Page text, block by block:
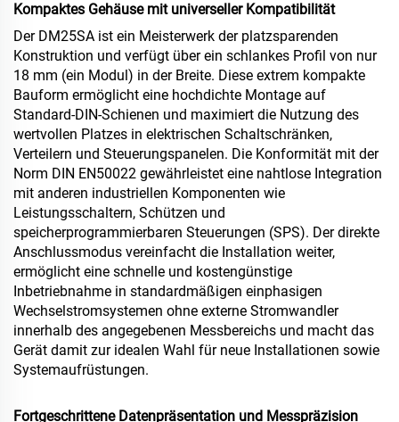
Kompaktes Gehäuse mit universeller Kompatibilität
Der DM25SA ist ein Meisterwerk der platzsparenden
Konstruktion und verfügt über ein schlankes Profil von nur
18 mm (ein Modul) in der Breite. Diese extrem kompakte
Bauform ermöglicht eine hochdichte Montage auf
Standard-DIN-Schienen und maximiert die Nutzung des
wertvollen Platzes in elektrischen Schaltschränken,
Verteilern und Steuerungspanelen. Die Konformität mit der
Norm DIN EN50022 gewährleistet eine nahtlose Integration
mit anderen industriellen Komponenten wie
Leistungsschaltern, Schützen und
speicherprogrammierbaren Steuerungen (SPS). Der direkte
Anschlussmodus vereinfacht die Installation weiter,
ermöglicht eine schnelle und kostengünstige
Inbetriebnahme in standardmäßigen einphasigen
Wechselstromsystemen ohne externe Stromwandler
innerhalb des angegebenen Messbereichs und macht das
Gerät damit zur idealen Wahl für neue Installationen sowie
Systemaufrüstungen.
Fortgeschrittene Datenpräsentation und Messpräzision